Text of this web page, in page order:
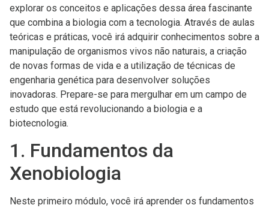
explorar os conceitos e aplicações dessa área fascinante
que combina a biologia com a tecnologia. Através de aulas
teóricas e práticas, você irá adquirir conhecimentos sobre a
manipulação de organismos vivos não naturais, a criação
de novas formas de vida e a utilização de técnicas de
engenharia genética para desenvolver soluções
inovadoras. Prepare-se para mergulhar em um campo de
estudo que está revolucionando a biologia e a
biotecnologia.
1. Fundamentos da
Xenobiologia
Neste primeiro módulo, você irá aprender os fundamentos